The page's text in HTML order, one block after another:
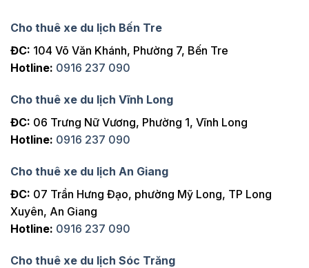
Cho thuê xe du lịch Bến Tre
ĐC: 104 Võ Văn Khánh, Phường 7, Bến Tre
Hotline: 0916 237 090
Cho thuê xe du lịch Vĩnh Long
ĐC: 06 Trưng Nữ Vương, Phường 1, Vĩnh Long
Hotline: 0916 237 090
Cho thuê xe du lịch An Giang
ĐC: 07 Trần Hưng Đạo, phường Mỹ Long, TP Long
Xuyên, An Giang
Hotline: 0916 237 090
Cho thuê xe du lịch Sóc Trăng